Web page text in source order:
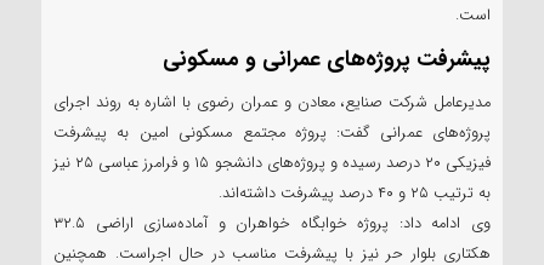
است.
پیشرفت پروژه‌های عمرانی و مسکونی
مدیرعامل شرکت صنایع، معادن و عمران رضوی با اشاره به روند اجرای
پروژه‌های عمرانی گفت: پروژه مجتمع مسکونی امین به پیشرفت
فیزیکی ۲۰ درصد رسیده و پروژه‌های دانشجو ۱۵ و فرامرز عباسی ۲۵ نیز
به ترتیب ۲۵ و ۴۰ درصد پیشرفت داشته‌اند.
وی ادامه داد: پروژه خوابگاه خواهران و آماده‌سازی اراضی ۳۲.۵
هکتاری بلوار حر نیز با پیشرفت مناسب در حال اجراست. همچنین